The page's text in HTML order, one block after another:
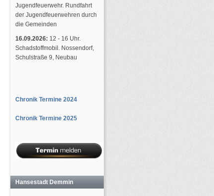
Jugendfeuerwehr. Rundfahrt
der Jugendfeuerwehren durch
die Gemeinden
16.09.2026: 12 - 16 Uhr.
Schadstoffmobil. Nossendorf,
Schulstraße 9, Neubau
Chronik Termine 2024
Chronik Termine 2025
Hansestadt Demmin